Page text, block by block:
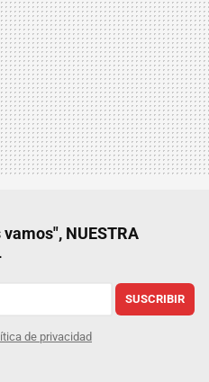
NUESTRA
SUSCRIBIR
de privacidad